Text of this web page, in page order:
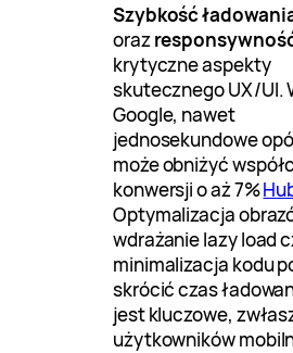
Szybkość
oraz
krytyczne aspekty
skutecznego UX/UI.
Google, nawet
jednosekundowe
może obniżyć
konwersji o aż 7%
Optymalizacja
wdrażanie lazy load
minimalizacja kodu
skrócić czas
jest kluczowe,
użytkowników